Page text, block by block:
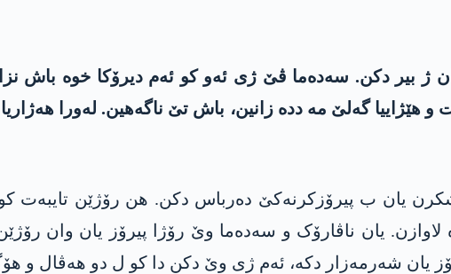
ژ بیر دکن. سەدەما ڤێ ژی ئەو کو ئەم دیرۆکا خوە باش
ھێژاییا گەلێ مە ددە زانین، باش تێ ناگەهین. لەورا
یان ب پیرۆزکرنەکێ دەرباس دکن. ھن رۆژێن تایبەت
لاوازن. یان ناڤارۆک و سەدەما وێ رۆژا پیرۆز یان وان
شەرمەزار دکە، ئەم ژی وێ دکن دا کو ل دو ھەڤال و